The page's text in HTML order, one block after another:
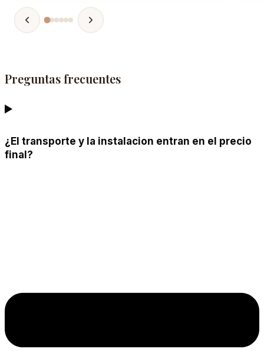
Preguntas frecuentes
¿El transporte y la instalacion entran en el precio
final?